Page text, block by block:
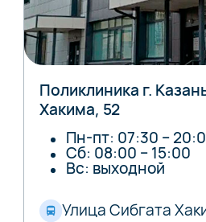
Поликлиника г.
Хакима, 52
Пн-пт: 07:30 –
Сб: 08:00 – 15:00
Вс: выходной
Улица Сибгата